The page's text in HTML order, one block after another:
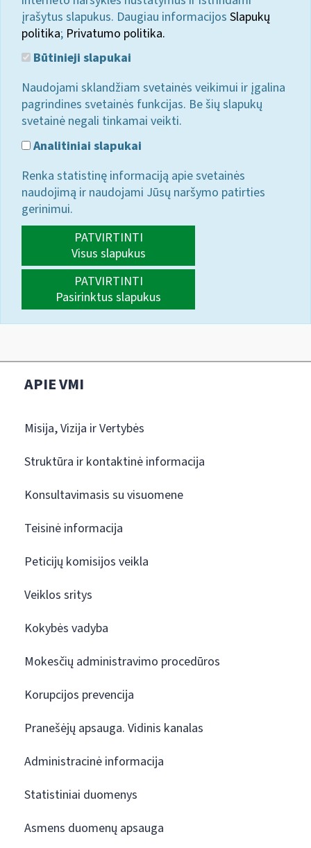
įrašytus slapukus. Daugiau informacijos Slapukų
politika; Privatumo politika.
Būtinieji slapukai
Naudojami sklandžiam svetainės veikimui ir įgalina
pagrindines svetainės funkcijas. Be šių slapukų
svetainė negali tinkamai veikti.
Analitiniai slapukai
Renka statistinę informaciją apie svetainės
naudojimą ir naudojami Jūsų naršymo patirties
gerinimui.
PATVIRTINTI
Visus slapukus
PATVIRTINTI
Pasirinktus slapukus
APIE VMI
Misija, Vizija ir Vertybės
Struktūra ir kontaktinė informacija
Konsultavimasis su visuomene
Teisinė informacija
Peticijų komisijos veikla
Veiklos sritys
Kokybės vadyba
Mokesčių administravimo procedūros
Korupcijos prevencija
Pranešėjų apsauga. Vidinis kanalas
Administracinė informacija
Statistiniai duomenys
Asmens duomenų apsauga